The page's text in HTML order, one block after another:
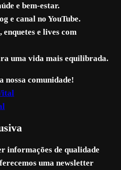
e bem-estar.
e canal no YouTube.
e lives com
uma vida mais equilibrada.
nossa comunidade!
informações de qualidade
uma newsletter